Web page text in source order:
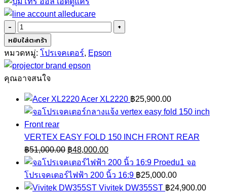
จำนวน
Epson
EB-
972
ชิ้น
หยิบใส่ตะกร้า
หมวดหมู่: โปรเจคเตอร์, Epson
คุณอาจสนใจ
Acer XL2220 ฿25,900.00
VERTEX EASY FOLD 150 INCH FRONT REAR
฿51,000.00 Original
price
was:
฿51,000.00.
฿48,000.00Current
price
is:
฿48,000.00.
จอ
โปรเจคเตอร์ไฟฟ้า 200 นิ้ว 16:9 ฿25,000.00
Vivitek DW355ST ฿24,900.00